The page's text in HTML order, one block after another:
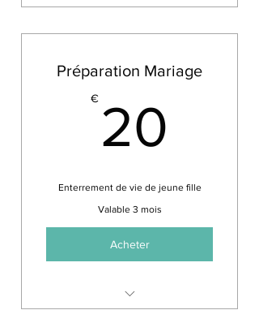
10 personnes minimum.
Préparation Mariage
€ 20
Enterrement de vie de jeune fille
Valable 3 mois
Acheter